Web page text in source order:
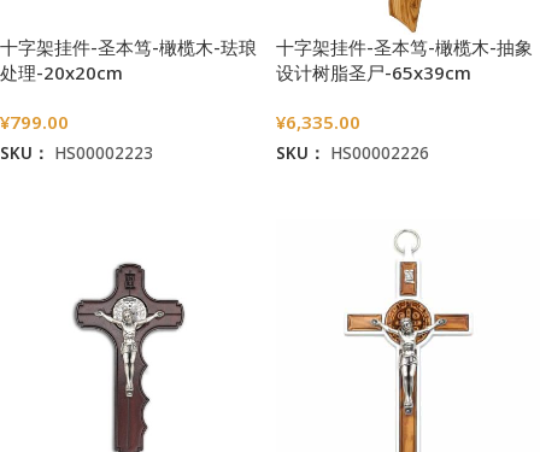
十字架挂件-圣本笃-橄榄木-珐琅
处理-20x20cm
¥799.00
SKU： HS00002223
十字架挂件-圣本笃-橄榄木-抽象
设计树脂圣尸-65x39cm
¥6,335.00
SKU： HS00002226